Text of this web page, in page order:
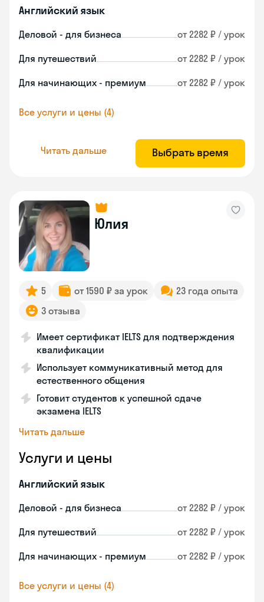
Английский язык
Деловой - для бизнеса от 2282 ₽ / урок
Для путешествий от 2282 ₽ / урок
Для начинающих - премиум от 2282 ₽ / урок
Все услуги и цены (4)
Читать дальше Выбрать время
Юлия
5 от 1590 ₽ за урок
23 года опыта
3 отзыва
Имеет сертификат IELTS для подтверждения
квалификации
Использует коммуникативный метод для
естественного общения
Готовит студентов к успешной сдаче
экзамена IELTS
Читать дальше
Услуги и цены
Английский язык
Деловой - для бизнеса от 2282 ₽ / урок
Для путешествий от 2282 ₽ / урок
Для начинающих - премиум от 2282 ₽ / урок
Все услуги и цены (4)